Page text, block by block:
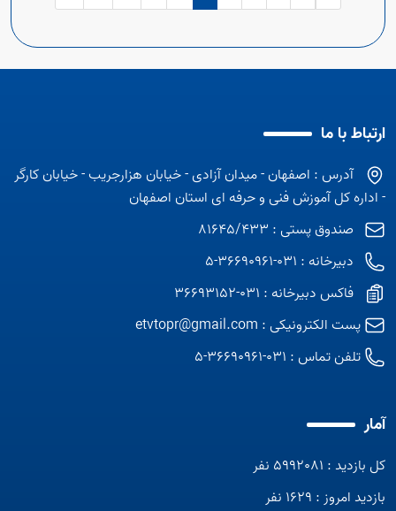
ارتباط با ما
آدرس : اصفهان - میدان آزادی - خیابان هزارجریب - خیابان کارگر
- اداره کل آموزش فنی و حرفه ای استان اصفهان
صندوق پستی : 81645/433
دبیرخانه : 031-36690961-5
فاکس دبیرخانه : 031-36693152
پست الکترونیکی : etvtopr@gmail.com
تلفن تماس : 031-36690961-5
آمار
کل بازدید : 5992081 نفر
بازدید امروز : 1629 نفر